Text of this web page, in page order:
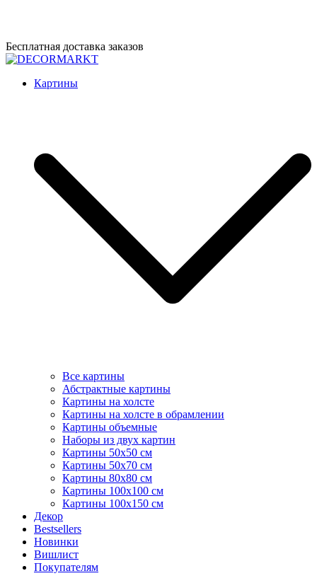
Перейти
к
Бесплатная доставка заказов
DECORMARKT
Картины для интерьера ручной работы
Картины
Все картины
Абстрактные картины
Картины на холсте
Картины на холсте в обрамлении
Картины объемные
Наборы из двух картин
Картины 50х50 см
Картины 50х70 см
Картины 80х80 см
Картины 100х100 см
Картины 100х150 см
Декор
Bestsellers
Новинки
Вишлист
Покупателям